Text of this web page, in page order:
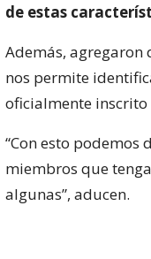
de estas
Además, agregaron
nos permite
oficialmente inscrito
“Con esto podemos
miembros que
algunas”, aducen.